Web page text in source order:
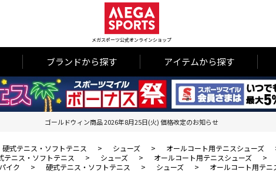
メガスポーツ公式オンラインショップ
ブランドから探す アイテムから探す
ゴールドウィン商品 2026年8月25日(火) 価格改定のお知らせ
硬式テニス・ソフトテニス > シューズ > オールコート用テニスシューズ
テニス・ソフトテニス
> シューズ > オールコート用テニスシューズ >
イク
> 硬式テニス・ソフトテニス > シューズ > オールコート用テニ